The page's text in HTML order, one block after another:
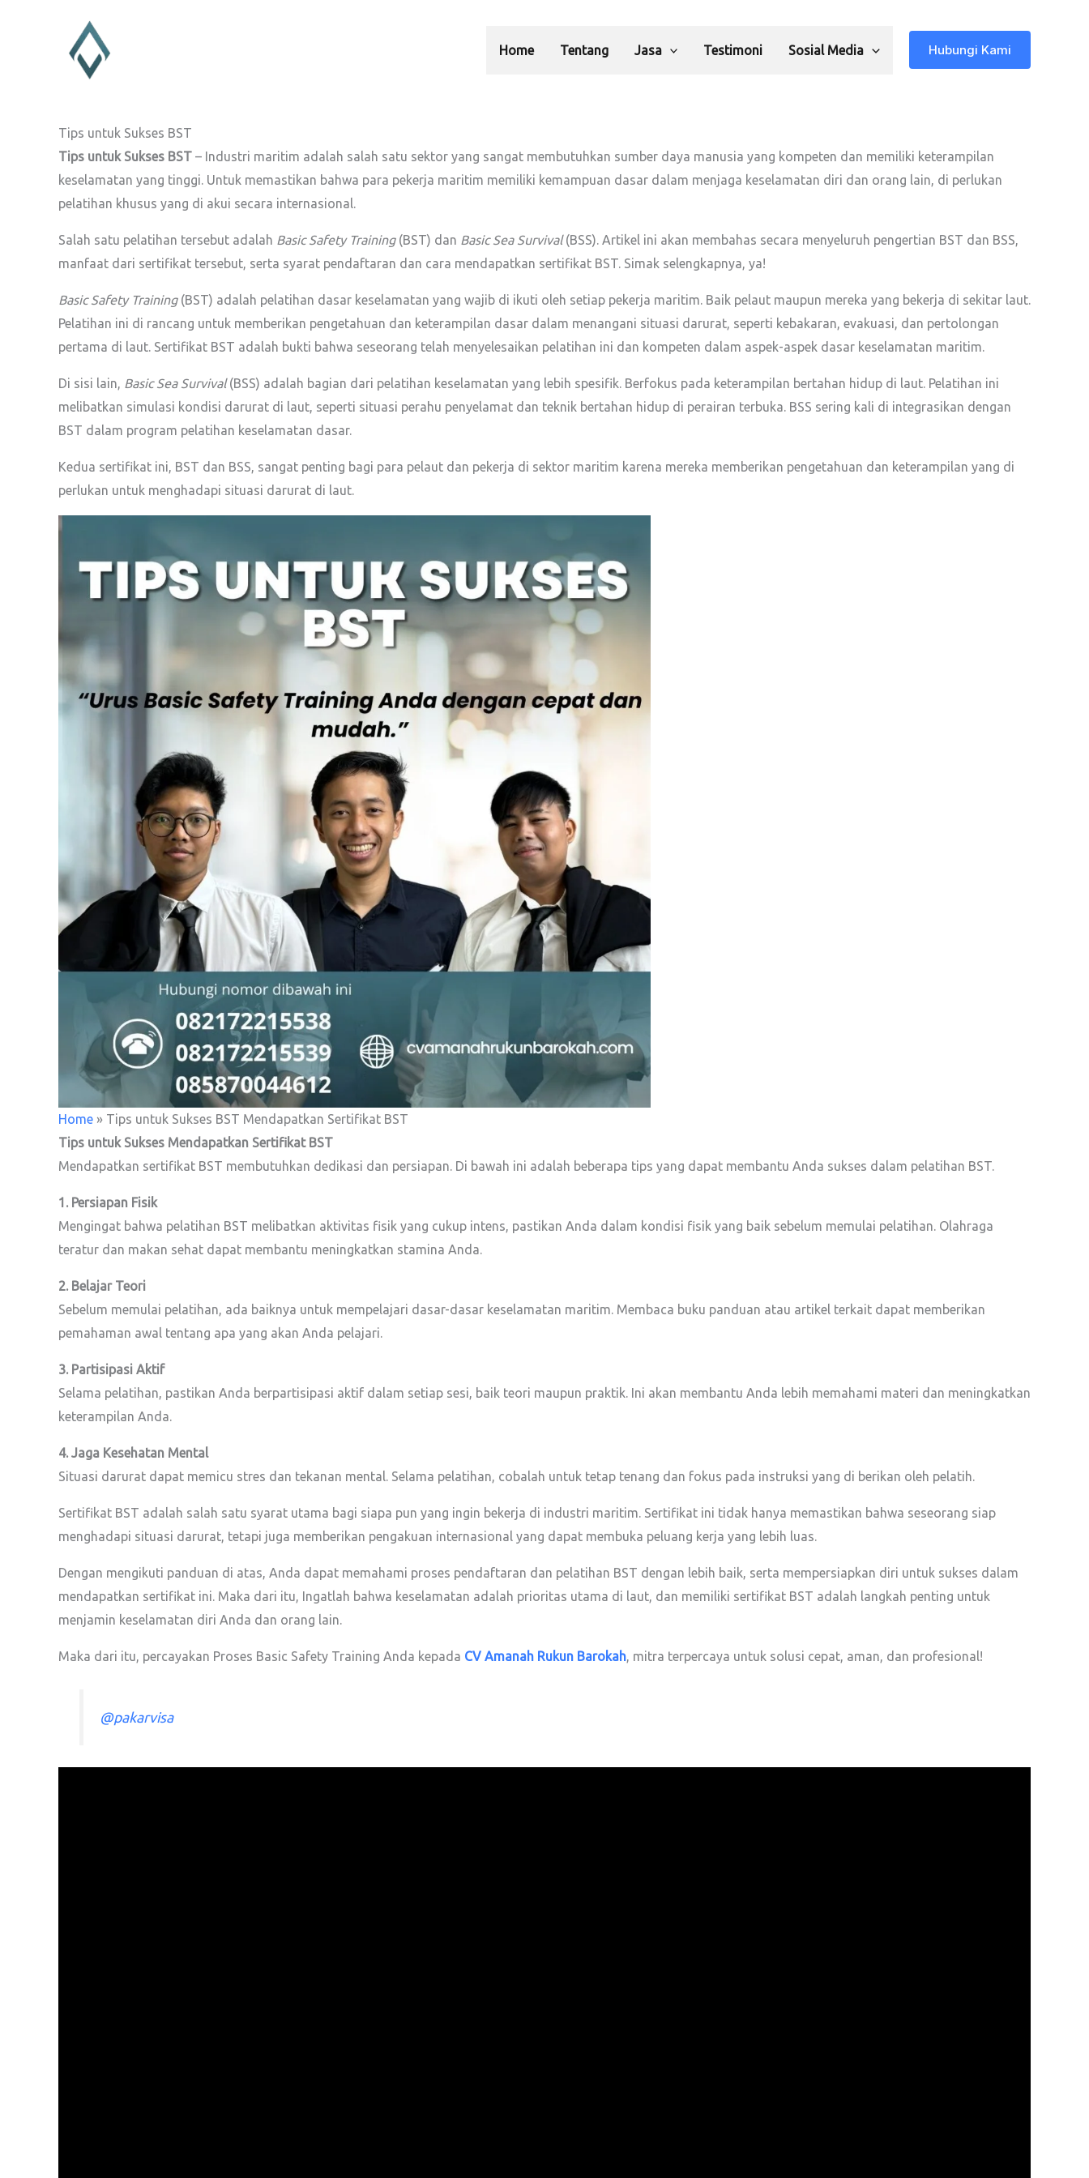
Home Tentang Jasa Testimoni Sosial Media Hubungi Kami
Tips untuk Sukses BST
Tips untuk Sukses BST – Industri maritim adalah salah satu sektor yang sangat membutuhkan sumber daya manusia yang kompeten dan memiliki keterampilan
keselamatan yang tinggi. Untuk memastikan bahwa para pekerja maritim memiliki kemampuan dasar dalam menjaga keselamatan diri dan orang lain, di perlukan
pelatihan khusus yang di akui secara internasional.
Salah satu pelatihan tersebut adalah Basic Safety Training(BST) dan Basic Sea Survival(BSS). Artikel ini akan membahas secara menyeluruh pengertian BST dan BSS,
manfaat dari sertifikat tersebut, serta syarat pendaftaran dan cara mendapatkan sertifikat BST. Simak selengkapnya, ya!
Basic Safety Training(BST) adalah pelatihan dasar keselamatan yang wajib di ikuti oleh setiap pekerja maritim. Baik pelaut maupun mereka yang bekerja di sekitar laut.
Pelatihan ini di rancang untuk memberikan pengetahuan dan keterampilan dasar dalam menangani situasi darurat, seperti kebakaran, evakuasi, dan pertolongan
pertama di laut. Sertifikat BST adalah bukti bahwa seseorang telah menyelesaikan pelatihan ini dan kompeten dalam aspek-aspek dasar keselamatan maritim.
Di sisi lain, Basic Sea Survival(BSS) adalah bagian dari pelatihan keselamatan yang lebih spesifik. Berfokus pada keterampilan bertahan hidup di laut. Pelatihan ini
melibatkan simulasi kondisi darurat di laut, seperti situasi perahu penyelamat dan teknik bertahan hidup di perairan terbuka. BSS sering kali di integrasikan dengan
BST dalam program pelatihan keselamatan dasar.
Kedua sertifikat ini, BST dan BSS, sangat penting bagi para pelaut dan pekerja di sektor maritim karena mereka memberikan pengetahuan dan keterampilan yang di
perlukan untuk menghadapi situasi darurat di laut.
Home » Tips untuk Sukses BST Mendapatkan Sertifikat BST
Tips untuk Sukses Mendapatkan Sertifikat BST
Mendapatkan sertifikat BST membutuhkan dedikasi dan persiapan. Di bawah ini adalah beberapa tips yang dapat membantu Anda sukses dalam pelatihan BST.
1. Persiapan Fisik
Mengingat bahwa pelatihan BST melibatkan aktivitas fisik yang cukup intens, pastikan Anda dalam kondisi fisik yang baik sebelum memulai pelatihan. Olahraga
teratur dan makan sehat dapat membantu meningkatkan stamina Anda.
2. Belajar Teori
Sebelum memulai pelatihan, ada baiknya untuk mempelajari dasar-dasar keselamatan maritim. Membaca buku panduan atau artikel terkait dapat memberikan
pemahaman awal tentang apa yang akan Anda pelajari.
3. Partisipasi Aktif
Selama pelatihan, pastikan Anda berpartisipasi aktif dalam setiap sesi, baik teori maupun praktik. Ini akan membantu Anda lebih memahami materi dan meningkatkan
keterampilan Anda.
4. Jaga Kesehatan Mental
Situasi darurat dapat memicu stres dan tekanan mental. Selama pelatihan, cobalah untuk tetap tenang dan fokus pada instruksi yang di berikan oleh pelatih.
Sertifikat BST adalah salah satu syarat utama bagi siapa pun yang ingin bekerja di industri maritim. Sertifikat ini tidak hanya memastikan bahwa seseorang siap
menghadapi situasi darurat, tetapi juga memberikan pengakuan internasional yang dapat membuka peluang kerja yang lebih luas.
Dengan mengikuti panduan di atas, Anda dapat memahami proses pendaftaran dan pelatihan BST dengan lebih baik, serta mempersiapkan diri untuk sukses dalam
mendapatkan sertifikat ini. Maka dari itu, Ingatlah bahwa keselamatan adalah prioritas utama di laut, dan memiliki sertifikat BST adalah langkah penting untuk
menjamin keselamatan diri Anda dan orang lain.
Maka dari itu, percayakan Proses Basic Safety Training Anda kepada CV Amanah Rukun Barokah, mitra terpercaya untuk solusi cepat, aman, dan profesional!
@pakarvisa